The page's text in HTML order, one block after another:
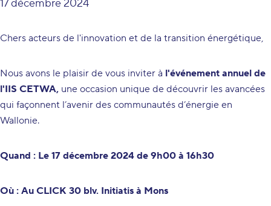
17 décembre 2024
Chers acteurs de l'innovation et de la transition énergétique,
Nous avons le plaisir de vous inviter à l'événement annuel de
l'IIS CETWA, une occasion unique de découvrir les avancées
qui façonnent l’avenir des communautés d’énergie en
Wallonie.
Quand : Le 17 décembre 2024 de 9h00 à 16h30
Où : Au CLICK 30 blv. Initiatis à Mons